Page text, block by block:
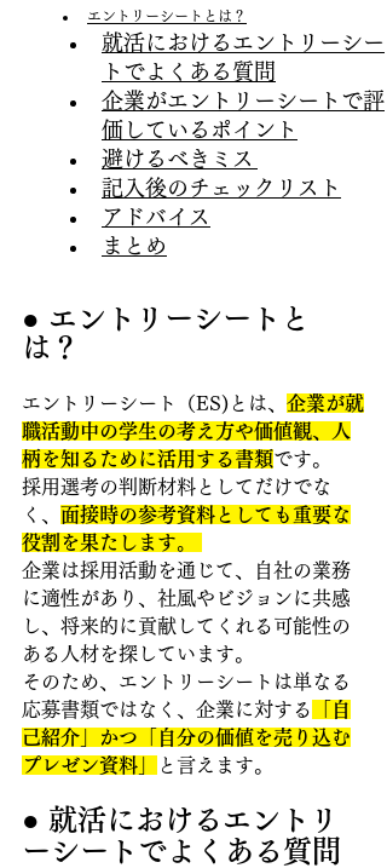
エントリーシートとは？
就活におけるエントリーシー
トでよくある質問
企業がエントリーシートで評
価しているポイント
避けるべきミス
記入後のチェックリスト
アドバイス
まとめ
● エントリーシートと
は？
エントリーシート（ES)とは、 企業が就
職活動中の学生の考え方や価値観、人
柄を知るために活用する書類です。
採用選考の判断材料としてだけでな
く、 面接時の参考資料としても重要な
役割を果たします。
企業は採用活動を通じて、自社の業務
に適性があり、社風やビジョンに共感
し、将来的に貢献してくれる可能性の
ある人材を探しています。
そのため、エントリーシートは単なる
応募書類ではなく、企業に対する
「自
己紹介」かつ「自分の価値を売り込む
プレゼン資料」
と言えます。
● 就活におけるエントリ
ーシートでよくある質問